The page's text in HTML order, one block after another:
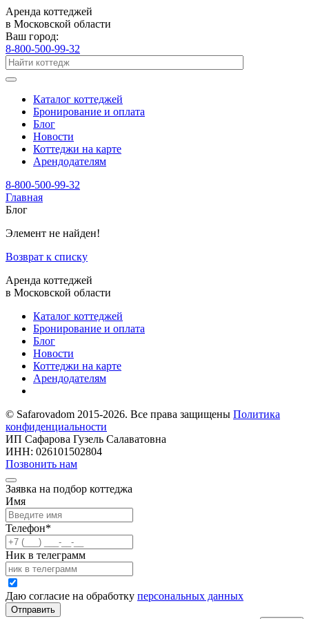
Аренда коттеджей
в Московской области
Ваш город:
8-800-500-99-32
Каталог коттеджей
Бронирование и оплата
Блог
Новости
Коттеджи на карте
Арендодателям
8-800-500-99-32
Главная
Блог
Элемент не найден!
Возврат к списку
Аренда коттеджей
в Московской области
Каталог коттеджей
Бронирование и оплата
Блог
Новости
Коттеджи на карте
Арендодателям
© Safarovadom 2015-2026. Все права защищены Политика
конфиденциальности
ИП Сафарова Гузель Салаватовна
ИНН: 026101502804
Позвонить нам
Заявка на подбор коттеджа
Имя
Телефон*
Ник в телеграмм
Даю согласие на обработку персональных данных
Отправить